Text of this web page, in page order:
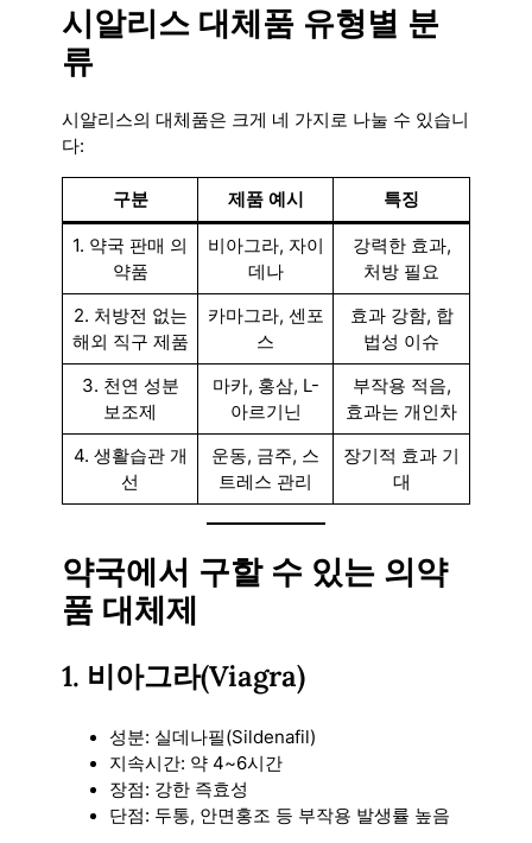
시알리스 대체품 유형별 분
류
시알리스의 대체품은 크게 네 가지로 나눌 수 있습니
다:
구분 제품 예시 특징
1. 약국 판매 의
약품
비아그라, 자이
데나
강력한 효과,
처방 필요
2. 처방전 없는
해외 직구 제품
카마그라, 센포
스
효과 강함, 합
법성 이슈
3. 천연 성분
보조제
마카, 홍삼, L-
아르기닌
부작용 적음,
효과는 개인차
4. 생활습관 개
선
운동, 금주, 스
트레스 관리
장기적 효과 기
대
약국에서 구할 수 있는 의약
품 대체제
1. 비아그라(Viagra)
성분: 실데나필(Sildenafil)
지속시간: 약 4~6시간
장점: 강한 즉효성
단점: 두통, 안면홍조 등 부작용 발생률 높음